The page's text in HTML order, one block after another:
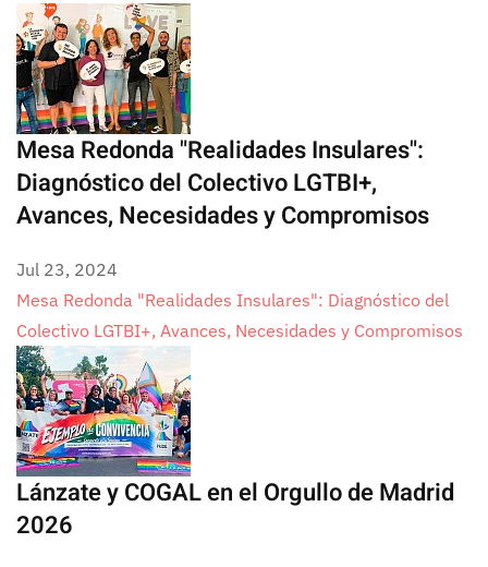
Mesa Redonda "Realidades Insulares":
Diagnóstico del Colectivo LGTBI+,
Avances, Necesidades y Compromisos
Jul 23, 2024
Mesa Redonda "Realidades Insulares": Diagnóstico del
Colectivo LGTBI+, Avances, Necesidades y Compromisos
Lánzate y COGAL en el Orgullo de Madrid
2026